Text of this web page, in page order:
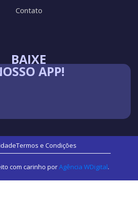
BAIXE
APP!
Contato
Termos e Condições
com carinho porAgência WDigital.